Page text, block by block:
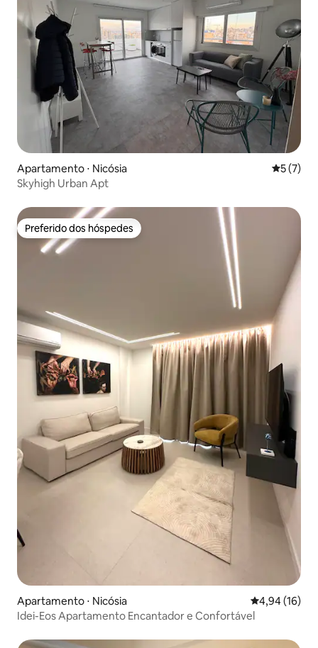
Apartamento ⋅ Nicósia 5 de
5 (7)
Skyhigh Urban Apt
Preferido dos hóspedes
Preferido dos hóspedes
Apartamento ⋅ Nicósia 4,94 de uma
4,94 (16)
Idei-Eos Apartamento Encantador e Confortável